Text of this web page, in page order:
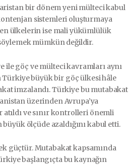
bir dönem yeni mülteci kabul
sistemleri oluşturmaya
ülkelerin ise mali yükümlülük
mümkün değildir.
ile göç ve mülteci kavramları aynı
Türkiye büyük bir göç ülkesi hâle
imzalandı. Türkiye bu mutabakat
üzerinden Avrupa’ya
ve sınır kontrolleri önemli
ölçüde azaldığını kabul etti.
güçtür. Mutabakat kapsamında
başlangıçta bu kaynağın